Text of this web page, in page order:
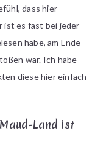
dass hier
ist es fast bei jeder
habe, am Ende
war. Ich habe
diese hier einfach
Land ist